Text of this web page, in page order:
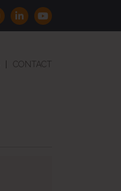
CONTACT